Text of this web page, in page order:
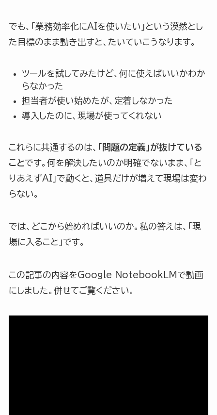
でも、「業務効率化にAIを使いたい」という漠然とし
た目標のまま動き出すと、たいていこうなります。
ツールを試してみたけど、何に使えばいいかわか
らなかった
担当者が使い始めたが、定着しなかった
導入したのに、現場が使ってくれない
これらに共通するのは、
「問題の定義」が抜けている
ことです。何を解決したいのか明確でないまま、「と
りあえずAI」で動くと、道具だけが増えて現場は変わ
らない。
では、どこから始めればいいのか。私の答えは、「現
場に入ること」です。
この記事の内容をGoogle NotebookLMで動画
にしました。併せてご覧ください。